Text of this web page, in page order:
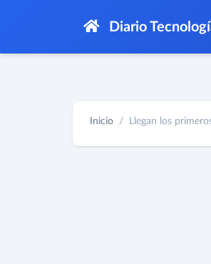
Diario
Inicio Llegan los